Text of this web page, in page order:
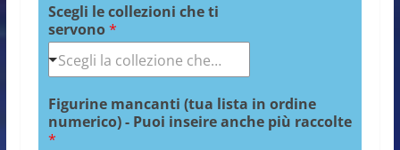
Scegli le collezioni che ti
servono*
Figurine mancanti (tua lista in ordine
numerico) - Puoi inseire anche più raccolte
*